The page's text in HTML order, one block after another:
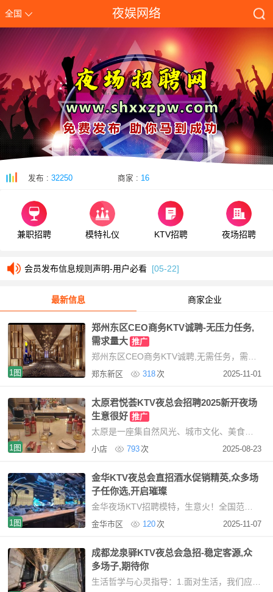
全国 夜娱网络
发布 :32250 商家 : 16
兼职招聘 模特礼仪 KTV招聘
夜场招聘
会员发布信息规则声明-用户必看 [05-22]
最新信息 商家企业
1图
郑州东区CEO商务KTV诚聘-无压力任务,
需求量大 推广
郑东新区 318 次 2025-11-01
1图
太原君悦荟KTV夜总会招聘2025新开夜场
生意很好 推广
太原是一座集自然风光、城市文化、美食佳肴于一体的美丽城市。无论你是来旅游观光，还是
小店 793 次 2025-08-23
1图
金华KTV夜总会直招酒水促销精英,众多场
子任你选,开启璀璨
金华市区 120 次 2025-11-07
成都龙泉驿KTV夜总会急招-稳定客源,众
多场子,期待你